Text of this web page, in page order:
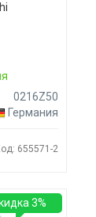
0216Z50
Германия
655571-2
3%